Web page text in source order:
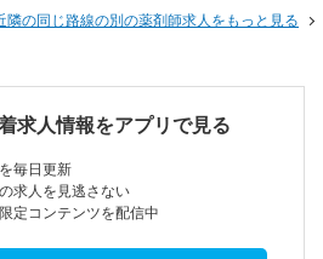
隣の同じ路線の別の薬剤師求人をもっと見る
求人情報をアプリで見る
毎日更新
求人を見逃さない
定コンテンツを配信中